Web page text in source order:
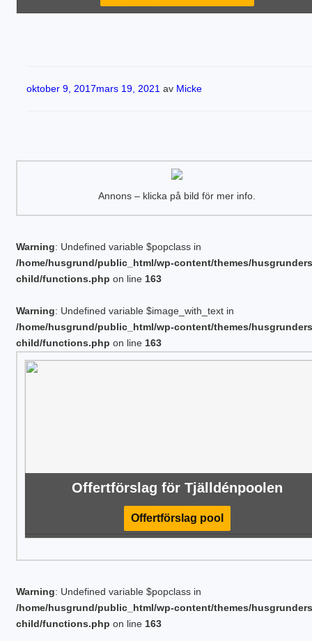
Publicerat
oktober 9, 2017mars 19, 2021 av Micke
Annons – klicka på bild för mer info.
Warning: Undefined variable $popclass in
/home/husgrund/public_html/wp-content/themes/
child/functions.php on line 163
Warning: Undefined variable $image_with_text in
/home/husgrund/public_html/wp-content/themes/
child/functions.php on line 163
Offertförslag för Tjälldénpoolen
Offertförslag pool
Warning: Undefined variable $popclass in
/home/husgrund/public_html/wp-content/themes/
child/functions.php on line 163